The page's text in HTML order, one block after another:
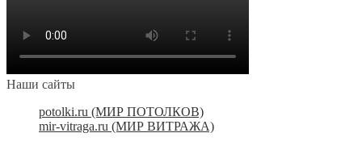
Наши сайты
potolki.ru (МИР ПОТОЛКОВ)
mir-vitraga.ru (МИР ВИТРАЖА)